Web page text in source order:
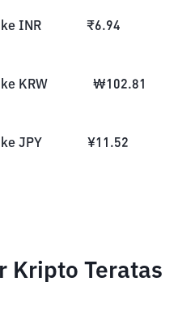
ke INR ₹6.94
ke KRW ₩102.81
ke JPY ¥11.52
Kripto Teratas